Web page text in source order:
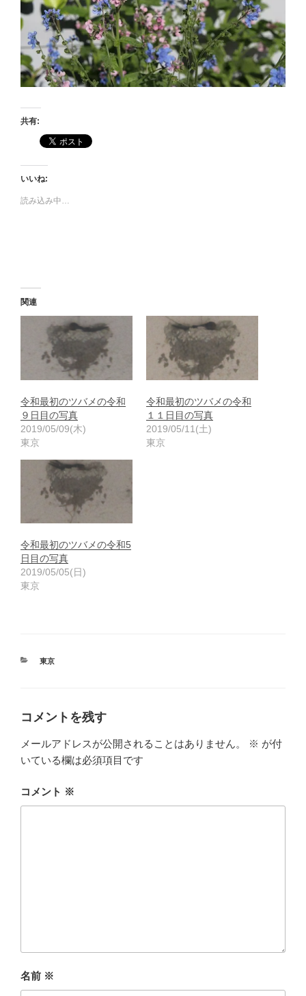
共有:
いいね:
読み込み中…
関連
令和最初のツバメの令和
９日目の写真
2019/05/09(木)
東京
令和最初のツバメの令和
１１日目の写真
2019/05/11(土)
東京
令和最初のツバメの令和5
日目の写真
2019/05/05(日)
東京
カ
東京
コメントを残す
メールアドレスが公開されることはありません。 ※ が付
いている欄は必須項目です
コメント ※
名前 ※